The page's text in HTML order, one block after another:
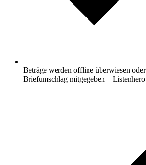
Beträge werden offline überwiesen
Briefumschlag mitgegeben –